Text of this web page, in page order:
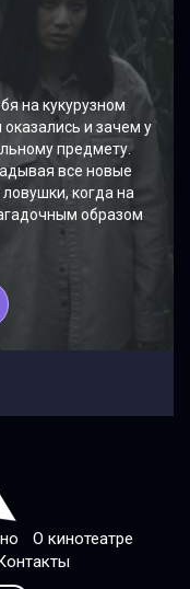
на кукурузном
и зачем у
предмету.
все новые
когда на
образом
О кинотеатре